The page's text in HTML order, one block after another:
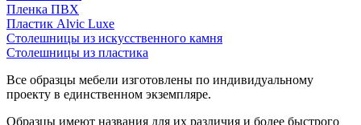
Пленка ПВХ
Пластик Alvic Luxe
Столешницы из искусственного камня
Столешницы из пластика
Все образцы мебели изготовлены по индивидуальному
проекту в единственном экземпляре.
Образцы имеют названия для их различия и более быстрого